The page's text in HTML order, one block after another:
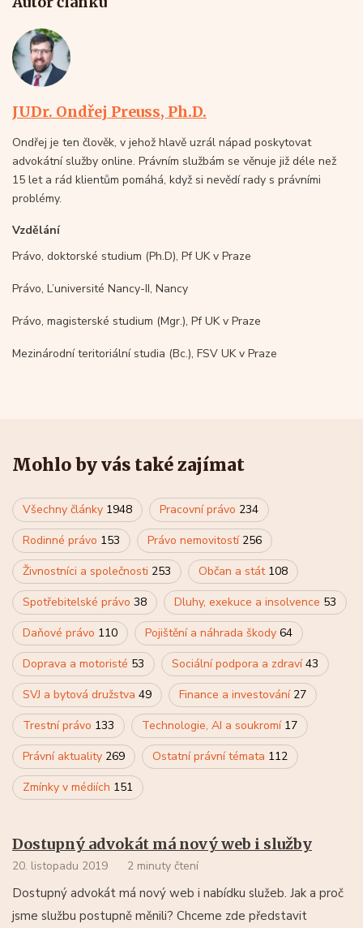
JUDr. Ondřej Preuss, Ph.D.
Ondřej je ten člověk, v jehož hlavě uzrál nápad poskytovat
advokátní služby online. Právním službám se věnuje již déle než
15 let a rád klientům pomáhá, když si nevědí rady s právními
problémy.
Vzdělání
Právo, doktorské studium (Ph.D), Pf UK v Praze
Právo, L’université Nancy-II, Nancy
Právo, magisterské studium (Mgr.), Pf UK v Praze
Mezinárodní teritoriální studia (Bc.), FSV UK v Praze
Mohlo by vás také zajímat
Všechny články 1948 Pracovní právo 234
Rodinné právo 153 Právo nemovitostí 256
Živnostníci a společnosti 253 Občan a stát 108
Spotřebitelské právo 38 Dluhy, exekuce a insolvence 53
Daňové právo 110 Pojištění a náhrada škody 64
Doprava a motoristé 53 Sociální podpora a zdraví43
SVJ a bytová družstva 49 Finance a investování 27
Trestní právo 133 Technologie, AI a soukromí 17
Právní aktuality 269 Ostatní právní témata 112
Zmínky v médiích 151
Dostupný advokát má nový web i služby
20. listopadu 2019 2 minuty čtení
Dostupný advokát má nový web i nabídku služeb. Jak a proč
jsme službu postupně měnili? Chceme zde představit